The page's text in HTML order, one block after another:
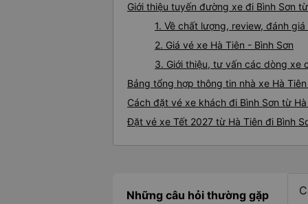
Giới thiệu tuyến đường xe đi Bình Sơn
1. Về chất lượng, review, đánh
2. Giá vé xe Hà Tiên - Bình Sơn
3. Giới thiệu, tư vấn các dòng xe
Bảng tổng hợp thông tin nhà xe Hà
Cách đặt vé xe khách đi Bình Sơn từ
Đặt vé xe Tết 2027 từ Hà Tiên đi Bình
Những câu hỏi thường gặp